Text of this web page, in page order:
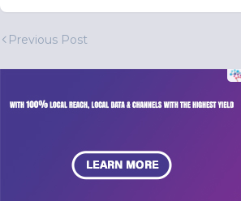
Previous Post